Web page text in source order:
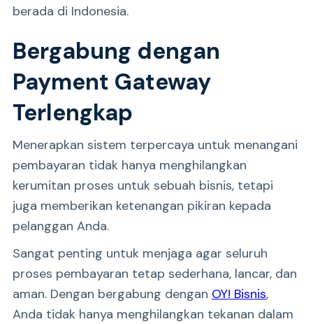
berada di Indonesia.
Bergabung dengan
Payment Gateway
Terlengkap
Menerapkan sistem terpercaya untuk menangani
pembayaran tidak hanya menghilangkan
kerumitan proses untuk sebuah bisnis, tetapi
juga memberikan ketenangan pikiran kepada
pelanggan Anda.
Sangat penting untuk menjaga agar seluruh
proses pembayaran tetap sederhana, lancar, dan
aman. Dengan bergabung dengan OY! Bisnis,
Anda tidak hanya menghilangkan tekanan dalam